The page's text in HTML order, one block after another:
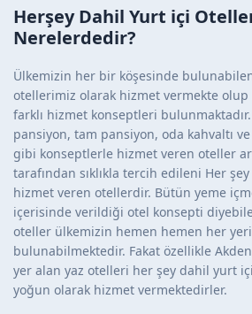
Herşey Dahil Yurt içi
Nerelerdedir?
Ülkemizin her bir köşesinde
otellerimiz olarak hizmet vermekte
farklı hizmet konseptleri
pansiyon, tam pansiyon, oda kahvaltı
gibi konseptlerle hizmet veren oteller
tarafından sıklıkla tercih edileni Her
hizmet veren otellerdir. Bütün yeme
içerisinde verildiği otel konsepti
oteller ülkemizin hemen hemen her
bulunabilmektedir. Fakat özellikle
yer alan yaz otelleri her şey dahil yurt
yoğun olarak hizmet vermektedirler.